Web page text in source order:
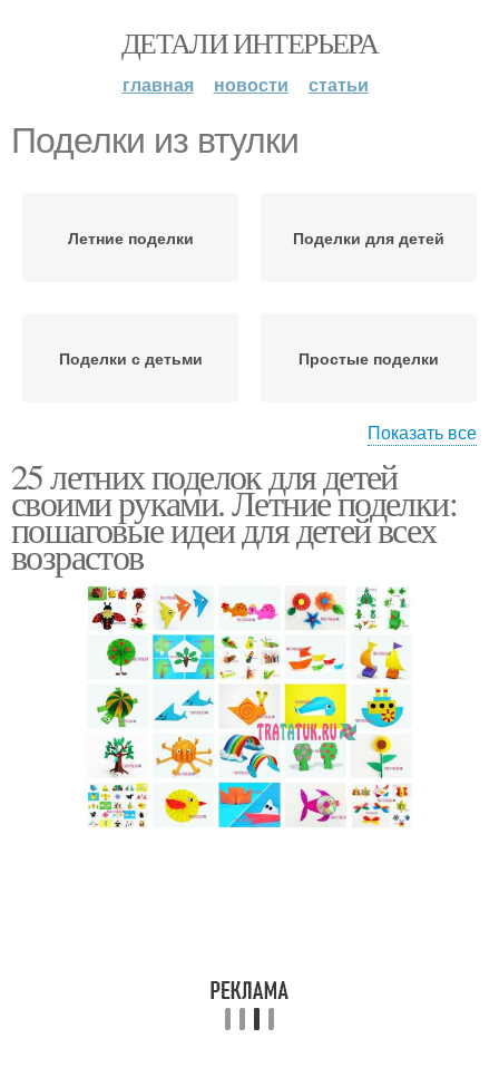
ДЕТАЛИ ИНТЕРЬЕРА
главная новости статьи
Поделки из втулки
Летние поделки Поделки для детей
Поделки с детьми Простые поделки
Поделки из бумаги Интересные поделки
Поделки на тему Разные поделки
Зимние поделки Поделки из картона
Поделки из цветной
Поделки из подручного
Показать все
25 летних поделок для детей
своими руками. Летние поделки:
пошаговые идеи для детей всех
возрастов